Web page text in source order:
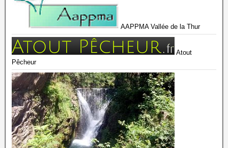
AAPPMA Vallée de la Thur
Atout
Pêcheur